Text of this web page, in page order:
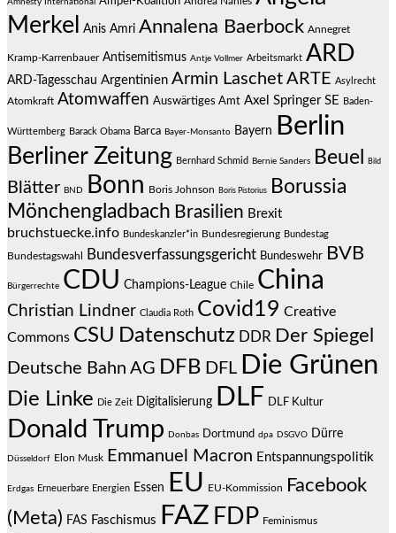
Merkel
Anis Amri Annalena Baerbock Annegret
Kramp-Karrenbauer Antisemitismus Antje Vollmer Arbeitsmarkt ARD
ARD-Tagesschau Argentinien Armin Laschet ARTE Asylrecht
Atomkraft Atomwaffen Auswärtiges Amt Axel Springer SE Baden-
Württemberg Barack Obama Barca Bayer-Monsanto Bayern Berlin
Berliner Zeitung Bernhard Schmid Bernie Sanders Beuel Bild
Blätter BND Bonn Boris Johnson Boris Pistorius
Borussia
Mönchengladbach Brasilien Brexit
bruchstuecke.info Bundeskanzler*in Bundesregierung Bundestag
Bundestagswahl Bundesverfassungsgericht Bundeswehr BVB
Bürgerrechte CDU Champions-League Chile China
Christian Lindner Claudia Roth Covid19 Creative
Commons CSU Datenschutz DDR Der Spiegel
Deutsche Bahn AG DFB DFL Die Grünen
Die Linke Die Zeit Digitalisierung DLF DLF Kultur
Donald Trump Donbas Dortmund dpa DSGVO Dürre
Düsseldorf Elon Musk Emmanuel Macron Entspannungspolitik
Erdgas Erneuerbare Energien Essen EU EU-Kommission Facebook
(Meta) FAS Faschismus FAZ FDP Feminismus